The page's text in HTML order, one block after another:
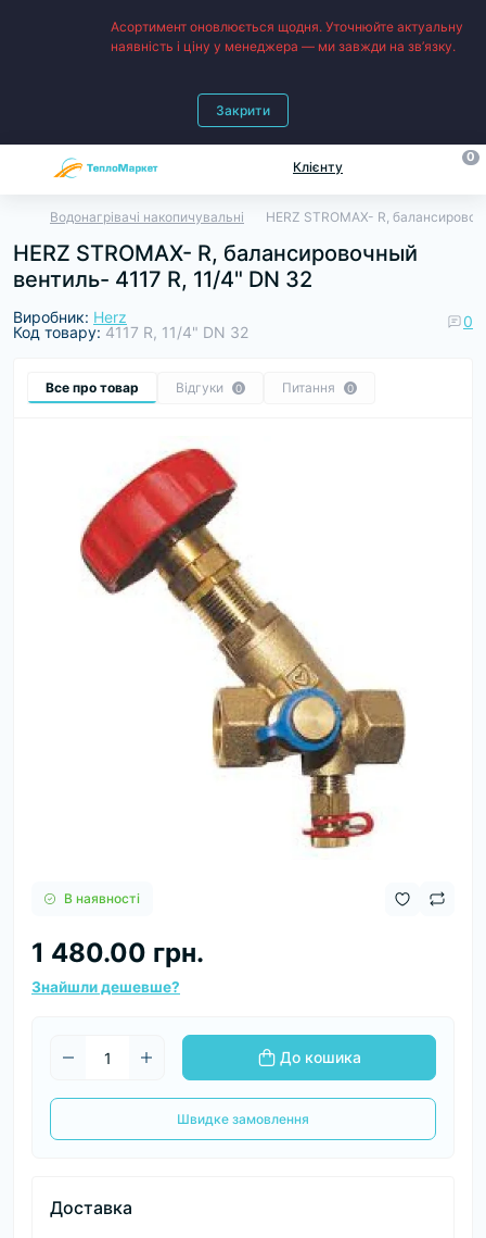
Асортимент оновлюється щодня. Уточнюйте актуальну
наявність і ціну у менеджера — ми завжди на зв’язку.
Закрити
Клієнту
0
Водонагрівачі накопичувальні HERZ STROMAX- R,
HERZ STROMAX- R, балансировочный
вентиль- 4117 R, 11/4" DN 32
Виробник: Herz
Код товару: 4117 R, 11/4" DN 32
0
Все про товар Відгуки 0 Питання 0
В наявності
1 480.00 грн.
Знайшли дешевше?
До кошика
Швидке замовлення
Доставка